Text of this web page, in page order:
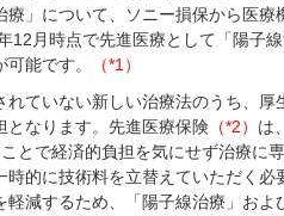
療」について、ソニー損保から医
12月時点で先進医療として「陽子
能です。
（*1）
ていない新しい治療法のうち、
となります。先進医療保険 （*2） は
とで経済的負担を気にせず治療に
的に技術料を立替えていただく必
軽減するため、「陽子線治療」お